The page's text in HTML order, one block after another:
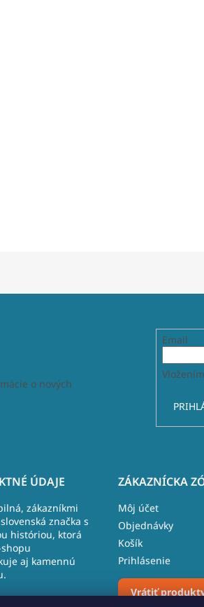
o nových
Email
ÚDAJE
zákazníkmi
značka s
históriou, ktorá
aj kamennú
ZÁKAZNÍCKA
Môj účet
Objednávky
Košík
Prihlásenie
Vrátiť